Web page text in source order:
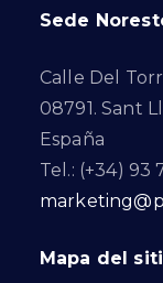
Sede
Calle Del
08791. Sant
España
Tel.: (+34) 93
Mapa del